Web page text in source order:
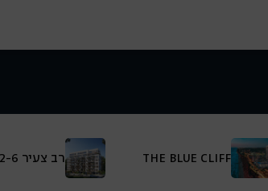
THE BLUE CLIFF רב צעיר 2-6